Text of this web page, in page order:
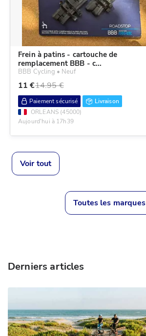
Frein à patins - cartouche de
remplacement BBB - c...
BBB Cycling • Neuf
11 €14.95€
Paiement sécurisé
Livraison
ORLEANS (45000)
Aujourd'hui à 17h39
Voir tout
Toutes les marques
Derniers articles